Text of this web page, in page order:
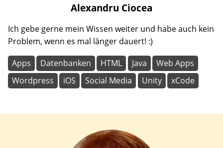
Alexandru Ciocea
Ich gebe gerne mein Wissen weiter und habe auch kein
Problem, wenn es mal länger dauert! :)
Apps Datenbanken HTML Java
Web Apps
Wordpress
iOS Social Media Unity xCode